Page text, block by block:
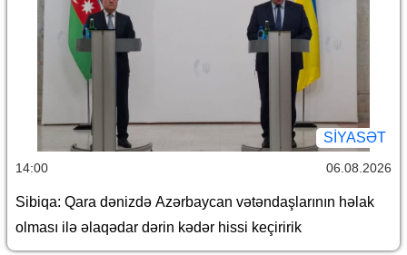
SİYASƏT
14:00 06.08.2026
Sibiqa: Qara dənizdə Azərbaycan vətəndaşlarının həlak
olması ilə əlaqədar dərin kədər hissi keçiririk